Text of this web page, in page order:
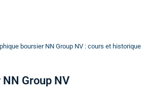
boursier NN Group NV : cours et historique
Group NV